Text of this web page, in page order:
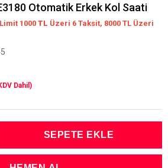
Otomatik Erkek Kol Saati
1000 TL Üzeri 6 Taksit, 8000 TL Üzeri
Dahil)